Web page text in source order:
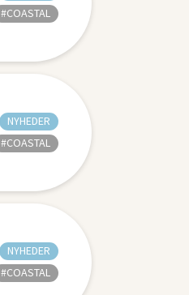
#COASTAL
NYHEDER
#COASTAL
NYHEDER
#COASTAL